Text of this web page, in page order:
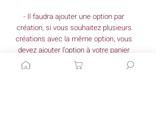
- Il faudra ajouter une option par
création, si vous souhaitez plusieurs
créations avec la même option, vous
devez ajouter l’option à votre panier
autant de fois qu’il y a de créations.